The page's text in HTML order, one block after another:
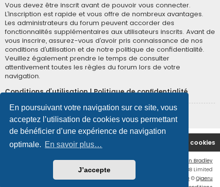
En poursuivant votre navigation sur ce site, vous
acceptez l’utilisation de cookies vous permettant
de bénéficier d’une expérience de navigation
optimale. En savoir plus…
J’accepte
Vous devez être inscrit avant de pouvoir vous connecter.
L’inscription est rapide et vous offre de nombreux avantages.
Les administrateurs du forum peuvent accorder des
fonctionnalités supplémentaires aux utilisateurs inscrits. Avant de
vous inscrire, assurez-vous d’avoir pris connaissance de nos
conditions d’utilisation et de notre politique de confidentialité.
Veuillez également prendre le temps de consulter
attentivement toutes les règles du forum lors de votre
navigation.
Conditions d’utilisation|Politique de confidentialité
Inscription
Site Principal Accueil du Forum Supprimer les cookies
Ian Bradley
Développé parphpBB
® Forum Software © phpBB Limited
Traduction française officielle © Qiaeru